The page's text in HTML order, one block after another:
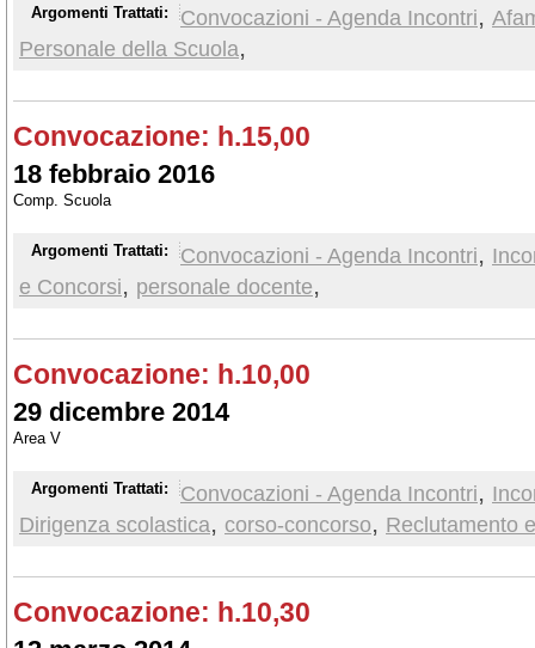
Argomenti Trattati: Convocazioni - Agenda Incontri,
Personale della Scuola,
Convocazione: h.15,00
18 febbraio 2016
Comp. Scuola
Argomenti Trattati: Convocazioni - Agenda Incontri,
e Concorsi, personale docente,
Convocazione: h.10,00
29 dicembre 2014
Area V
Argomenti Trattati: Convocazioni - Agenda Incontri,
Dirigenza scolastica, corso-concorso, Reclutamento
Convocazione: h.10,30